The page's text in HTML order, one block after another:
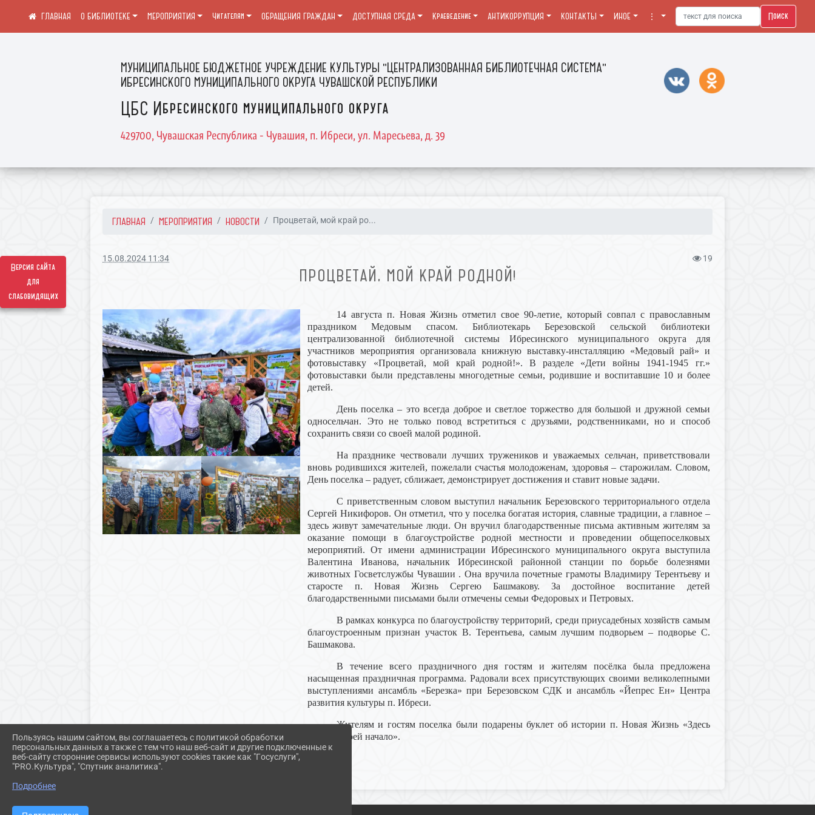
Версия сайта
для
слабовидящих
МУНИЦИПАЛЬНОЕ БЮДЖЕТНОЕ УЧРЕЖДЕНИЕ КУЛЬТУРЫ "ЦЕНТРАЛИЗОВАННАЯ БИБЛИОТЕЧНАЯ СИСТЕМА"
ИБРЕСИНСКОГО МУНИЦИПАЛЬНОГО ОКРУГА ЧУВАШСКОЙ РЕСПУБЛИКИ
ЦБС Ибресинского муниципального округа
429700, Чувашская Республика - Чувашия, п. Ибреси, ул. Маресьева, д. 39
О БИБЛИОТЕКЕ МЕРОПРИЯТИЯ Читателям ОБРАЩЕНИЯ ГРАЖДАН ДОСТУПНАЯ СРЕДА Краеведение АНТИКОРРУПЦИЯ КОНТАКТЫ ИНОЕ ⋮ Поиск
ГЛАВНАЯ МЕРОПРИЯТИЯ НОВОСТИ Процветай, мой край ро...
15.08.2024 11:34 19
ПРОЦВЕТАЙ, МОЙ КРАЙ РОДНОЙ!
14 августа п. Новая Жизнь отметил свое 90-летие, который совпал с православным
праздником Медовым спасом. Библиотекарь Березовской сельской библиотеки
централизованной библиотечной системы Ибресинского муниципального округа для
участников мероприятия организовала книжную выставку-инсталляцию «Медовый рай» и
фотовыставку «Процветай, мой край родной!». В разделе «Дети войны 1941-1945 гг.»
фотовыставки были представлены многодетные семьи, родившие и воспитавшие 10 и более
детей.
День поселка – это всегда доброе и светлое торжество для большой и дружной семьи
односельчан. Это не только повод встретиться с друзьями, родственниками, но и способ
сохранить связи со своей малой родиной.
На празднике чествовали лучших тружеников и уважаемых сельчан, приветствовали
вновь родившихся жителей, пожелали счастья молодоженам, здоровья – старожилам. Словом,
День поселка – радует, сближает, демонстрирует достижения и ставит новые задачи.
С приветственным словом выступил начальник Березовского территориального отдела
Сергей Никифоров. Он отметил, что у поселка богатая история, славные традиции, а главное –
здесь живут замечательные люди. Он вручил благодарственные письма активным жителям за
оказание помощи в благоустройстве родной местности и проведении общепоселковых
мероприятий. От имени администрации Ибресинского муниципального округа выступила
Валентина Иванова, начальник Ибресинской районной станции по борьбе болезнями
животныхГосветслужбы Чувашии . Она вручила почетные грамоты Владимиру Терентьеву и
старосте п. Новая Жизнь Сергею Башмакову. За достойное воспитание детей
благодарственными письмами были отмечены семьи Федоровых и Петровых.
В рамках конкурса по благоустройству территорий, среди приусадебных хозяйств самым
благоустроенным признан участок В. Терентьева, самым лучшим подворьем – подворье С.
Башмакова.
В течение всего праздничного дня гостям и жителям посёлка была предложена
насыщенная праздничная программа. Радовали всех присутствующих своими великолепными
выступлениями ансамбль «Березка» при Березовском СДК и ансамбль «Йепрес Ен» Центра
развития культуры п. Ибреси.
Жителям и гостям поселка были подарены буклет об истории п. Новая Жизнь «Здесь
родины моей начало».
Пользуясь нашим сайтом, вы соглашаетесь с политикой обработки
персональных данных а также с тем что наш веб-сайт и другие подключенные к
веб-сайту сторонние сервисы используют cookies такие как "Госуслуги",
"PRO.Культура", "Спутник аналитика".
Подробнее